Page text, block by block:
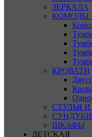
ЗЕРКАЛА
КОМОДЫ
КРОВАТИ
СТУЛЬЯ
СУНДУКИ
ШКАФЫ
ДЕТСКАЯ